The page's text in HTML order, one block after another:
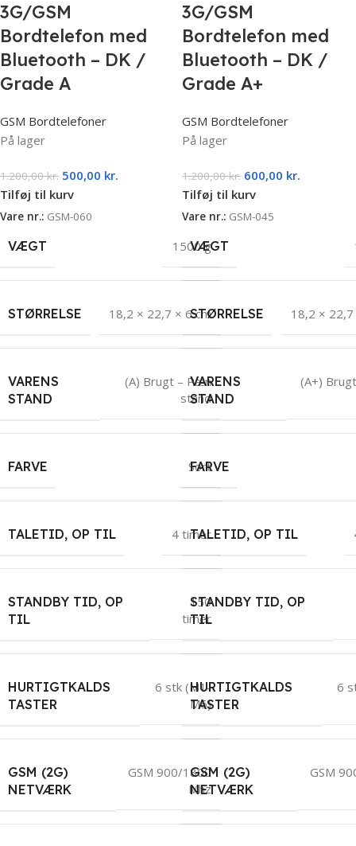
3G/GSM
Bordtelefon med
Bluetooth – DK /
Grade A
GSM Bordtelefoner
På lager
1.200,00kr. 500,00 kr.
Tilføj til kurv
Vare nr.: GSM-060
VÆGT 1500 g
STØRRELSE 18,2 × 22,7 × 6 cm
VARENS
STAND
(A) Brugt – Pæn
stand
FARVE Sort
TALETID, OP TIL 4 timer
STANDBY TID, OP
TIL
150
timer
HURTIGTKALDS
TASTER
6 stk (M1-
M6)
GSM (2G)
NETVÆRK
GSM 900/1800
Mhz
3G/GSM
Bordtelefon med
Bluetooth – DK /
Grade A+
GSM Bordtelefoner
På lager
1.200,00kr. 600,00 kr.
Tilføj til kurv
Vare nr.: GSM-045
VÆGT
STØRRELSE 18,2 ×
VARENS
STAND
(A+)
FARVE
TALETID, OP TIL
STANDBY TID, OP
TIL
HURTIGTKALDS
TASTER
6
GSM (2G)
NETVÆRK
GSM